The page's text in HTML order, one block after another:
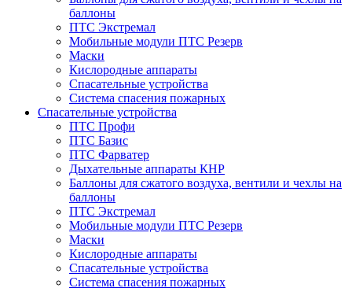
баллоны
ПТС Экстремал
Мобильные модули ПТС Резерв
Маски
Кислородные аппараты
Спасательные устройства
Система спасения пожарных
Спасательные устройства
ПТС Профи
ПТС Базис
ПТС Фарватер
Дыхательные аппараты КНР
Баллоны для сжатого воздуха, вентили и чехлы на
баллоны
ПТС Экстремал
Мобильные модули ПТС Резерв
Маски
Кислородные аппараты
Спасательные устройства
Система спасения пожарных